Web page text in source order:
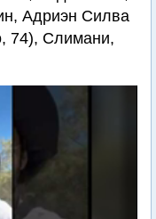
Адриэн Силва
74), Слимани,